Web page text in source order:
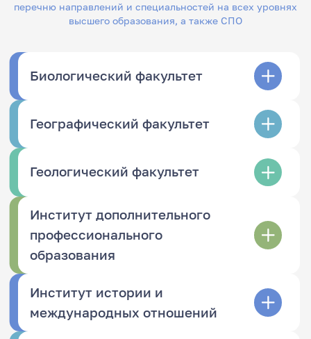
перечню направлений и специальностей на всех уровнях
высшего образования, а также СПО
Биологический факультет
Географический факультет
Геологический факультет
Институт дополнительного
профессионального
образования
Институт истории и
международных отношений